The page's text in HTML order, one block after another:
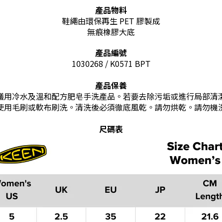
產品物料
鞋繩由環保再生 PET 膠製成
無痕橡膠大底
產品編號
1030268 / K0571 BPT
產品保養
用冷水及溫和配方肥皂手洗產品。若要去除污垢或進行局部清
用毛刷或軟布刷洗。清洗後必須徹底風乾。請勿烘乾。請勿機
尺碼表